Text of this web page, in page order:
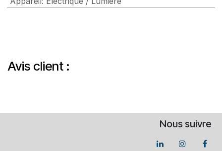
Avis client :
Nous suivre